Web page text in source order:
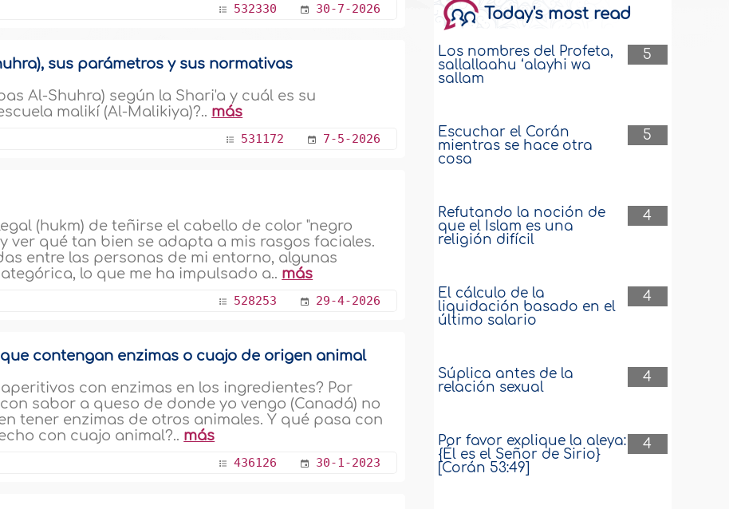
532330 30-7-2026
sus parámetros y sus normativas
Al-Shuhra) según la Shari'a y cuál es su
malikí (Al-Malikiya)?.. más
531172 7-5-2026
(hukm) de teñirse el cabello de color "negro
ver qué tan bien se adapta a mis rasgos faciales.
entre las personas de mi entorno, algunas
lo que me ha impulsado a.. más
528253 29-4-2026
contengan enzimas o cuajo de origen animal
con enzimas en los ingredientes? Por
sabor a queso de donde yo vengo (Canadá) no
tener enzimas de otros animales. Y qué pasa con
con cuajo animal?.. más
436126 30-1-2023
Today's most read
5
Los nombres del Profeta,
sallallaahu ‘alayhi wa
sallam
5
Escuchar el Corán
mientras se hace otra
cosa
4
Refutando la noción de
que el Islam es una
religión difícil
4
El cálculo de la
liquidación basado en el
último salario
4
Súplica antes de la
relación sexual
4
Por favor explique la aleya:
{Él es el Señor de Sirio}
[Corán 53:49]